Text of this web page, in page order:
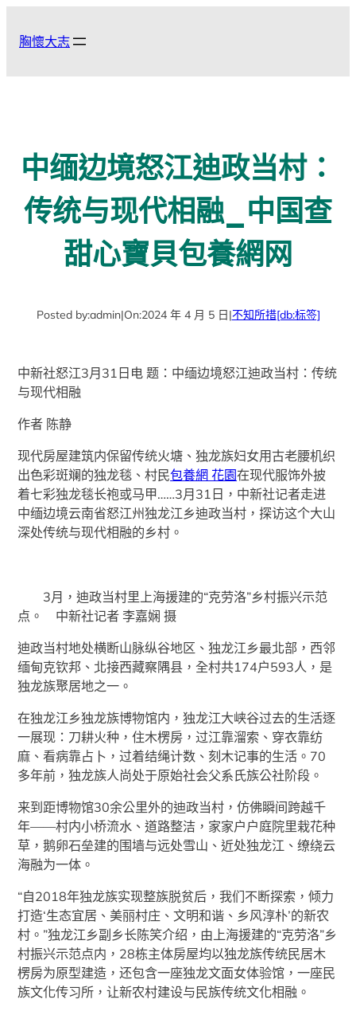
胸懷大志
中缅边境怒江迪政当村：
传统与现代相融_中国查
甜心寶貝包養網网
Posted by:admin|On:2024 年 4 月 5 日|不知所措[db:标签]
中新社怒江3月31日电 题：中缅边境怒江迪政当村：传统
与现代相融
作者 陈静
现代房屋建筑内保留传统火塘、独龙族妇女用古老腰机织
出色彩斑斓的独龙毯、村民包養網 花園在现代服饰外披
着七彩独龙毯长袍或马甲……3月31日，中新社记者走进
中缅边境云南省怒江州独龙江乡迪政当村，探访这个大山
深处传统与现代相融的乡村。
3月，迪政当村里上海援建的“克劳洛”乡村振兴示范
点。 中新社记者 李嘉娴 摄
迪政当村地处横断山脉纵谷地区、独龙江乡最北部，西邻
缅甸克钦邦、北接西藏察隅县，全村共174户593人，是
独龙族聚居地之一。
在独龙江乡独龙族博物馆内，独龙江大峡谷过去的生活逐
一展现：刀耕火种，住木楞房，过江靠溜索、穿衣靠纺
麻、看病靠占卜，过着结绳计数、刻木记事的生活。70
多年前，独龙族人尚处于原始社会父系氏族公社阶段。
来到距博物馆30余公里外的迪政当村，仿佛瞬间跨越千
年——村内小桥流水、道路整洁，家家户户庭院里栽花种
草，鹅卵石垒建的围墙与远处雪山、近处独龙江、缭绕云
海融为一体。
“自2018年独龙族实现整族脱贫后，我们不断探索，倾力
打造‘生态宜居、美丽村庄、文明和谐、乡风淳朴’的新农
村。”独龙江乡副乡长陈笑介绍，由上海援建的“克劳洛”乡
村振兴示范点内，28栋主体房屋均以独龙族传统民居木
楞房为原型建造，还包含一座独龙文面女体验馆，一座民
族文化传习所，让新农村建设与民族传统文化相融。